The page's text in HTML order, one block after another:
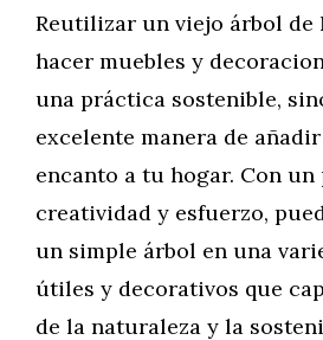
Reutilizar un viejo árbol de
hacer muebles y
una práctica sostenible,
excelente manera de
encanto a tu hogar. Con un
creatividad y esfuerzo,
un simple árbol en una
útiles y decorativos que
de la naturaleza y la